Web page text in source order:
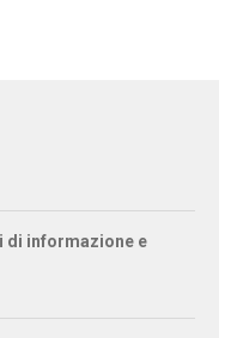
di informazione e